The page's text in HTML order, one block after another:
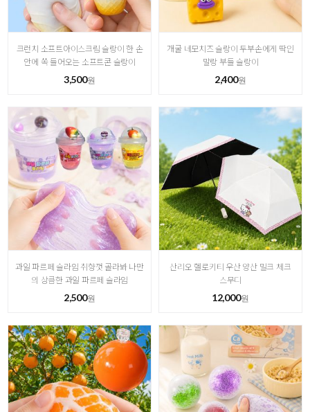
크런치 소프트아이스크림 슬랑이 한 손
안에 쏙 들어오는 소프트콘 슬랑이
3,500원
개굴 네모치즈 슬랑이 두부손에게 딱인
말랑 부들 슬랑이
2,400원
과일 파르페 슬라임 취향껏 골라봐 나만
의 상큼한 과일 파르페 슬라임
2,500원
산리오 헬로키티 우산 양산 밀크 체크
스무디
12,000원